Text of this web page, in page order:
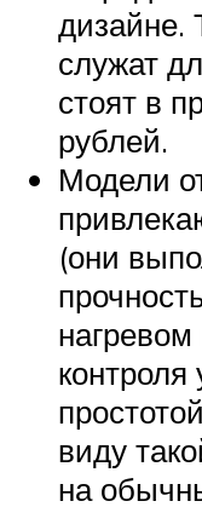
дизайне.
служат
стоят в
рублей.
Модели
(они
контроля
виду
на